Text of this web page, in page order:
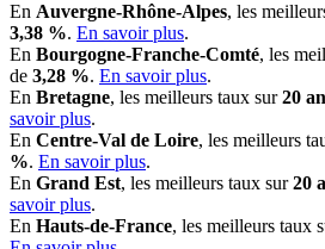
En Auvergne-Rhône-Alpes, les
3,38 %. En savoir plus.
En Bourgogne-Franche-Comté, les
de 3,28 %. En savoir plus.
En Bretagne, les meilleurs taux sur20
savoir plus.
En Centre-Val de Loire, les meilleurs
%. En savoir plus.
En Grand Est, les meilleurs taux sur20
savoir plus.
En Hauts-de-France, les meilleurs taux